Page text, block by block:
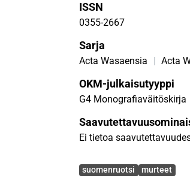
ISSN
0355-2667
Sarja
Acta Wasaensia | Acta
OKM-julkaisutyyppi
G4 Monografiaväitöskirja
Ei tietoa
Avainsanat
suomenruotsi murteet